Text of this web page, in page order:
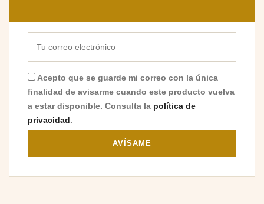
Acepto que se guarde mi correo con la única
finalidad de avisarme cuando este producto vuelva
a estar disponible. Consulta la política de
privacidad.
AVÍSAME